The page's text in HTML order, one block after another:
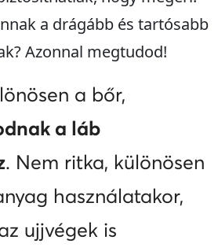
a drágább és tartósabb
Azonnal megtudod!
a bőr,
a láb
. Nem ritka, különösen
használatakor,
ujjvégek is